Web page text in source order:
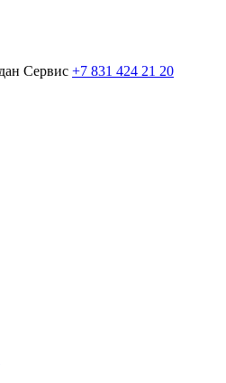
+7 831 424 21 20